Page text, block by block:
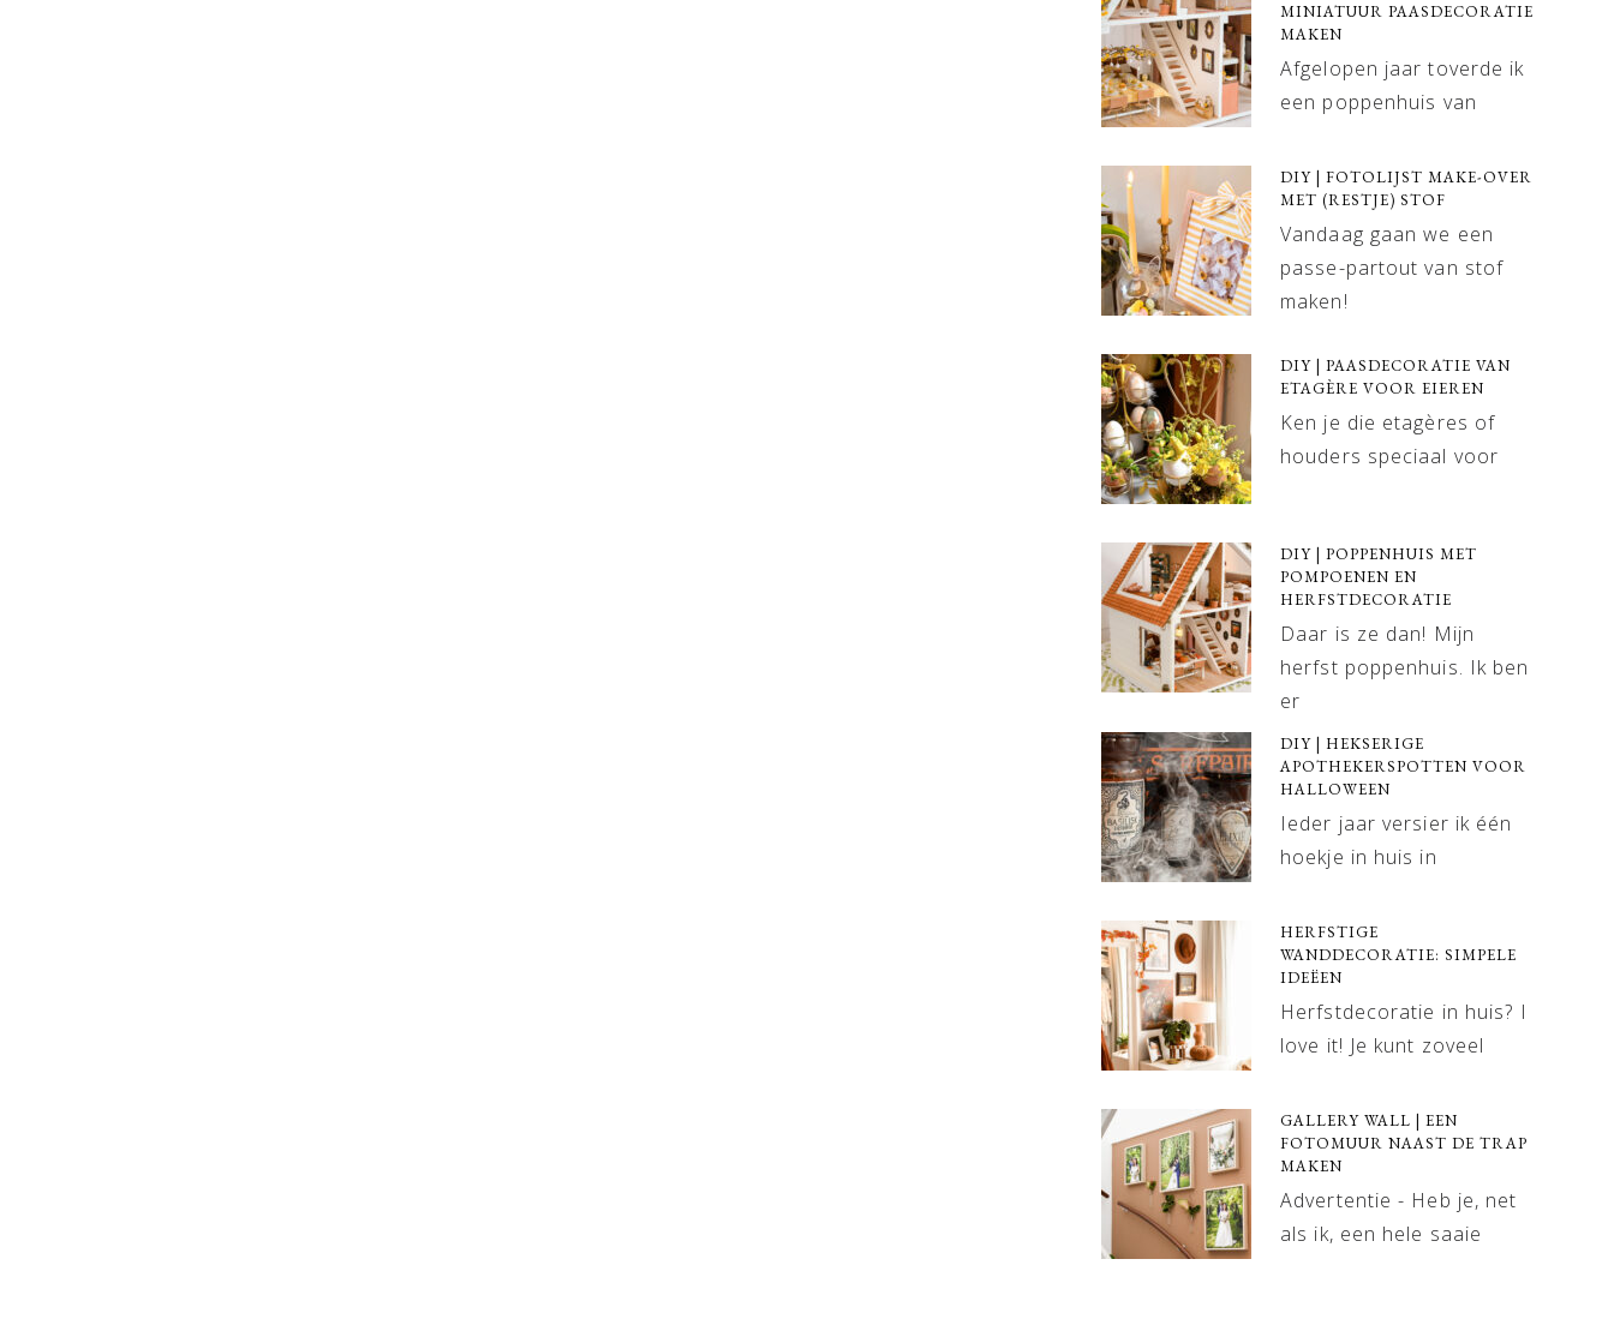
MINIATUUR PAASDECORATIE
MAKEN
Afgelopen jaar toverde ik
een poppenhuis van
DIY | FOTOLIJST MAKE-OVER
MET (RESTJE) STOF
Vandaag gaan we een
passe-partout van stof
maken!
DIY | PAASDECORATIE VAN
ETAGÈRE VOOR EIEREN
Ken je die etagères of
houders speciaal voor
DIY | POPPENHUIS MET
POMPOENEN EN
HERFSTDECORATIE
Daar is ze dan! Mijn
herfst poppenhuis. Ik ben
er
DIY | HEKSERIGE
APOTHEKERSPOTTEN VOOR
HALLOWEEN
Ieder jaar versier ik één
hoekje in huis in
HERFSTIGE
WANDDECORATIE: SIMPELE
IDEËEN
Herfstdecoratie in huis? I
love it! Je kunt zoveel
GALLERY WALL | EEN
FOTOMUUR NAAST DE TRAP
MAKEN
Advertentie - Heb je, net
als ik, een hele saaie